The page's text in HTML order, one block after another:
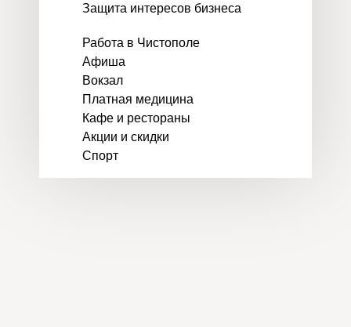
Защита интересов бизнеса
Работа в Чистополе
Афиша
Вокзал
Платная медицина
Кафе и рестораны
Акции и скидки
Спорт